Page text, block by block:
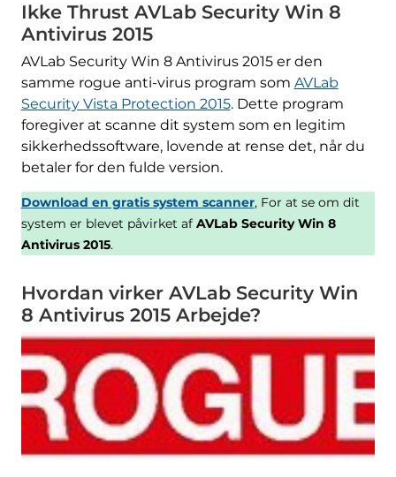
Ikke Thrust AVLab Security Win 8
Antivirus 2015
AVLab Security Win 8 Antivirus 2015 er den
samme rogue anti-virus program som AVLab
Security Vista Protection 2015. Dette program
foregiver at scanne dit system som en legitim
sikkerhedssoftware, lovende at rense det, når du
betaler for den fulde version.
Download en gratis system scanner, For at se om dit
system er blevet påvirket af AVLab Security Win 8
Antivirus 2015.
Hvordan virker AVLab Security Win
8 Antivirus 2015 Arbejde?